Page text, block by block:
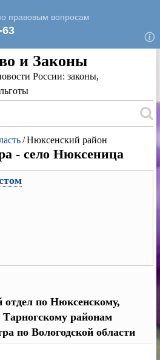
и Законы
России: законы,
/Нюксенский район
- село Нюксеница
по Нюксенскому,
районам
по Вологодской области
любых предложений по сайту: rk-